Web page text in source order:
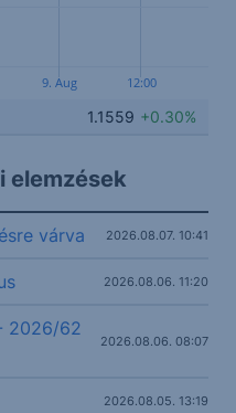
9. Aug 12:00
1.1559 +0.30%
elemzések
várva 2026.08.07. 10:41
2026.08.06. 11:20
2026/62
2026.08.06. 08:07
2026.08.05. 13:19